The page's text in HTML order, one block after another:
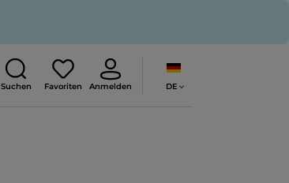
Suchen Favoriten Anmelden DE